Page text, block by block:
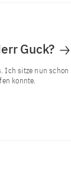
Guck?
Ich sitze nun schon
konnte.